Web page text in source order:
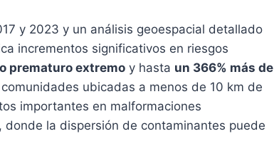
y 2023 y un análisis geoespacial detallado
incrementos significativos en riesgos
prematuro extremo y hasta un 366% más de
ubicadas a menos de 10 km de
importantes en malformaciones
la dispersión de contaminantes puede